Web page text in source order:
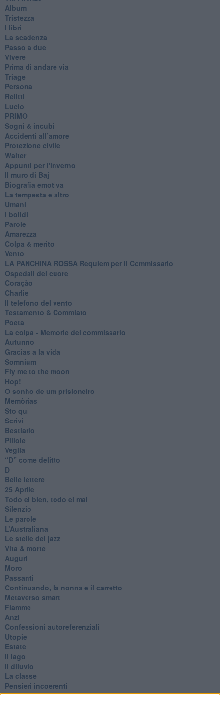
Album
Tristezza
I libri
La scadenza
Passo a due
Vivere
Prima di andare via
Triage
Persona
Relitti
Lucio
PRIMO
Sogni & incubi
Accidenti all’amore
Protezione civile
Walter
Appunti per l'inverno
Il muro di Baj
Biografia emotiva
La tempesta e altro
Umani
I bolidi
Parole
Amarezza
Colpa & merito
Vento
​LA PANCHINA ROSSA Requiem per il Commissario
Ospedali del cuore
Coraçào
Charlie
Il telefono del vento
Testamento & Commiato
Poeta
​La colpa - Memorie del commissario
Autunno
Gracias a la vida
Somnium
Fly me to the moon
Hop!
O sonho de um prisioneiro
Memòrias
Sto qui
Scrivi
Bestiario
Pillole
Veglia
​“D” come delitto
D
Belle lettere
25 Aprile
Todo el bien, todo el mal
Silenzio
Le parole
​L’Australiana
Le stelle del jazz
Vita & morte
Auguri
Moro
Passanti
Continuando, la nonna e il carretto
Metaverso smart
Fiamme
Anzi
Confessioni autoreferenziali
Utopie
Estate
Il lago
Il diluvio
La classe
Pensieri incoerenti
Dal balcone